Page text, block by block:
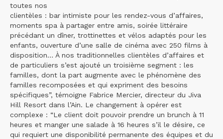
toutes nos
clientèles : bar intimiste pour les rendez-vous d’affaires,
moments spa à partager entre amis, soirée littéraire
précédant un dîner, trottinettes et vélos adaptés pour les
enfants, ouverture d’une salle de cinéma avec 250 films à
disposition… À nos traditionnelles clientèles d’affaires et
de particuliers s’est ajouté un troisième segment : les
familles, dont la part augmente avec le phénomène des
familles recomposées et qui expriment des besoins
spécifiques”, témoigne Fabrice Mercier, directeur du Jiva
Hill Resort dans l’Ain. Le changement à opérer est
complexe : “Le client doit pouvoir prendre un brunch à 11
heures et manger une salade à 16 heures s’il le désire, ce
qui requiert une disponibilité permanente des équipes et du